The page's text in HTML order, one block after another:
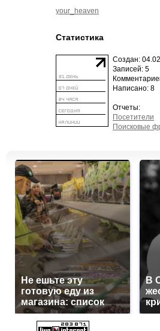
your_heaven
Статистика
Создан:
Записей: 5
Написано: 8
Отчеты:
Посетители
Поисковые
Не ешьте эту
готовую еду из
магазина: список
В